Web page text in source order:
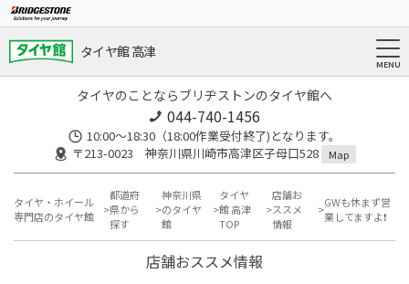
タイヤ館 高津
タイヤのことならブリヂストンのタイヤ館へ
044-740-1456
10:00～18:30（18:00作業受付終了)となります。
〒213-0023 神奈川県川崎市高津区子母口528
Map
タイヤ・ホイール
専門店のタイヤ館
都道府
県から
探す
神奈川県
のタイヤ
館
タイヤ
館 高津
TOP
店舗お
ススメ
情報
GWも休まず営
業してますよ❗️
店舗おススメ情報